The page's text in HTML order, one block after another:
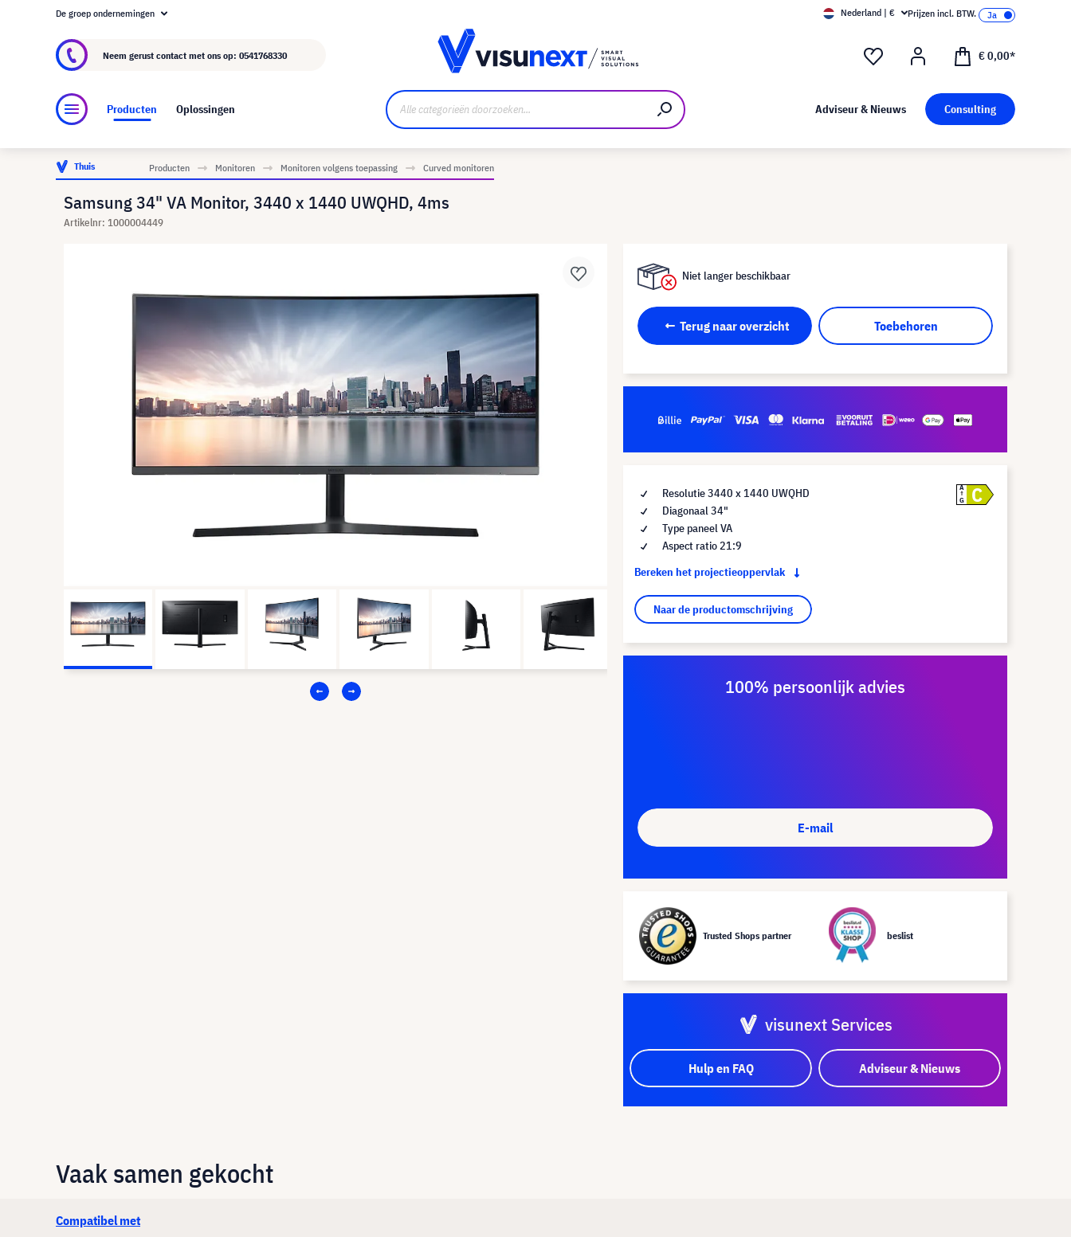
Over visunext.nl
De groep ondernemingen Nederland | € Prijzen incl. BTW.
Neem gerust contact met ons op: 0541768330 € 0,00*
Producten Oplossingen Adviseur & Nieuws Consulting
Thuis Producten Monitoren Monitoren volgens toepassing Curved monitoren
Samsung 34" VA Monitor, 3440 x 1440 UWQHD, 4ms
Artikelnr: 1000004449
Niet langer beschikbaar
Terug naar overzicht Toebehoren
Resolutie 3440 x 1440 UWQHD
Diagonaal 34"
Type paneel VA
Aspect ratio 21:9
Bereken het projectieoppervlak
Naar de productomschrijving
A
G
C
100% persoonlijk advies
E-mail
Trusted Shops partner beslist
visunext Services
Hulp en FAQ Adviseur & Nieuws
Vaak samen gekocht
Compatibel met